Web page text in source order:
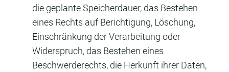
die geplante Speicherdauer, das Bestehen
eines Rechts auf Berichtigung, Löschung,
Einschränkung der Verarbeitung oder
Widerspruch, das Bestehen eines
Beschwerderechts, die Herkunft ihrer Daten,